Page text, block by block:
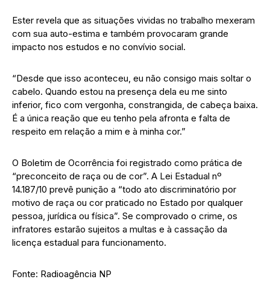
Ester revela que as situações vividas no trabalho mexeram
com sua auto-estima e também provocaram grande
impacto nos estudos e no convívio social.
“Desde que isso aconteceu, eu não consigo mais soltar o
cabelo. Quando estou na presença dela eu me sinto
inferior, fico com vergonha, constrangida, de cabeça baixa.
É a única reação que eu tenho pela afronta e falta de
respeito em relação a mim e à minha cor.”
O Boletim de Ocorrência foi registrado como prática de
“preconceito de raça ou de cor”. A Lei Estadual nº
14.187/10 prevê punição a “todo ato discriminatório por
motivo de raça ou cor praticado no Estado por qualquer
pessoa, jurídica ou física”. Se comprovado o crime, os
infratores estarão sujeitos a multas e à cassação da
licença estadual para funcionamento.
Fonte: Radioagência NP